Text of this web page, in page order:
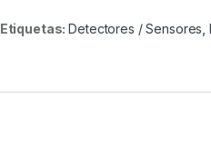
Etiquetas:Detectores / Sensores ,